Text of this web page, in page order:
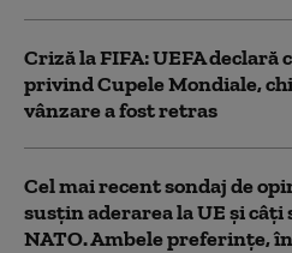
Criză la FIFA: UEFA
privind Cupele Mondiale,
vânzare a fost retras
Cel mai recent sondaj de
susțin aderarea la UE și
NATO. Ambele preferințe,